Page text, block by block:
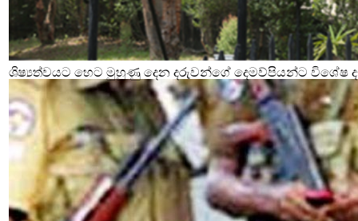
ශිෂ්‍යත්වයට හෙට මුහුණු දෙන දරුවන්ගේ දෙමව්පියන්ට විශේෂ